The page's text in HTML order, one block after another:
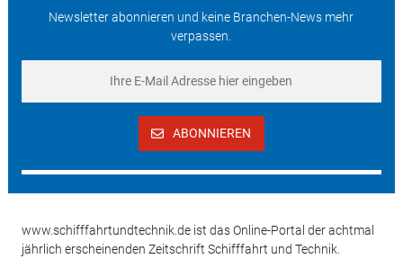
Newsletter abonnieren und keine Branchen-News mehr
verpassen.
ABONNIEREN
www.schifffahrtundtechnik.de ist das Online-Portal der achtmal
jährlich erscheinenden Zeitschrift Schifffahrt und Technik.